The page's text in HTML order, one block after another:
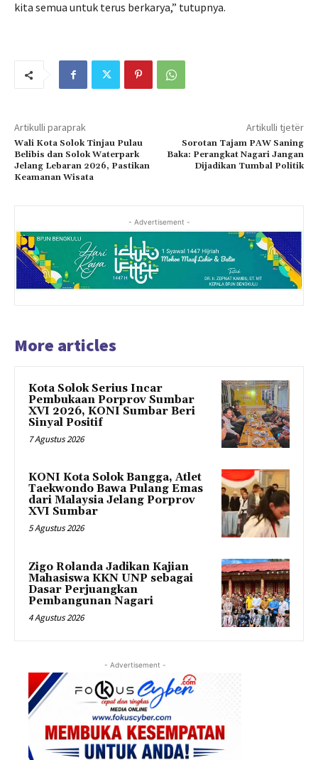
kita semua untuk terus berkarya,” tutupnya.
Artikulli paraprak
Wali Kota Solok Tinjau Pulau
Belibis dan Solok Waterpark
Jelang Lebaran 2026, Pastikan
Keamanan Wisata
Artikulli tjetër
Sorotan Tajam PAW Saning
Baka: Perangkat Nagari Jangan
Dijadikan Tumbal Politik
- Advertisement -
More articles
Kota Solok Serius Incar
Pembukaan Porprov Sumbar
XVI 2026, KONI Sumbar Beri
Sinyal Positif
7 Agustus 2026
KONI Kota Solok Bangga, Atlet
Taekwondo Bawa Pulang Emas
dari Malaysia Jelang Porprov
XVI Sumbar
5 Agustus 2026
Zigo Rolanda Jadikan Kajian
Mahasiswa KKN UNP sebagai
Dasar Perjuangkan
Pembangunan Nagari
4 Agustus 2026
- Advertisement -